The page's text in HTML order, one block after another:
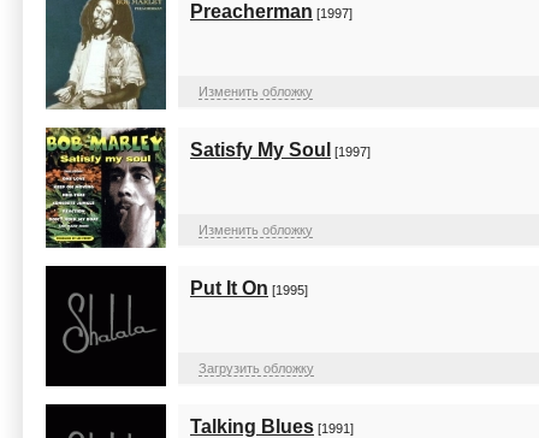
Preacherman [1997]
Изменить обложку
Satisfy My Soul [1997]
Изменить обложку
Put It On [1995]
Загрузить обложку
Talking Blues [1991]